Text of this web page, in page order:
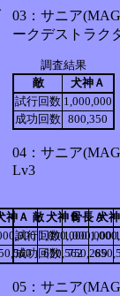
神Ａ 犬神Ｂ
犬
1,000,000
650,562
03：サニア
ークデストラク
調査結果
敵
犬神Ａ
試行回数 1,000,000
成功回数 800,350
04：サニア
Lv3
敵
骨長Ａ
試行回数 1,000,000
成功回数 750,289
05：サニア